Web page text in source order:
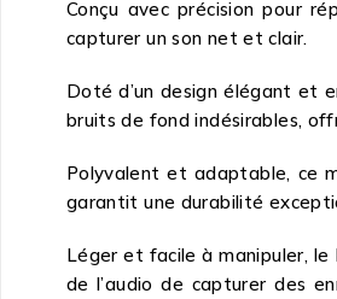
Conçu avec précision pour
capturer un son net et clair.
Doté d’un design élégant et
bruits de fond indésirables,
Polyvalent et adaptable, ce
garantit une durabilité
Léger et facile à manipuler,
de l’audio de capturer des